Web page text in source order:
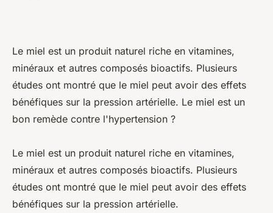
Le miel est un produit naturel riche en vitamines,
minéraux et autres composés bioactifs. Plusieurs
études ont montré que le miel peut avoir des effets
bénéfiques sur la pression artérielle. Le miel est un
bon remède contre l'hypertension ?
Le miel est un produit naturel riche en vitamines,
minéraux et autres composés bioactifs. Plusieurs
études ont montré que le miel peut avoir des effets
bénéfiques sur la pression artérielle.